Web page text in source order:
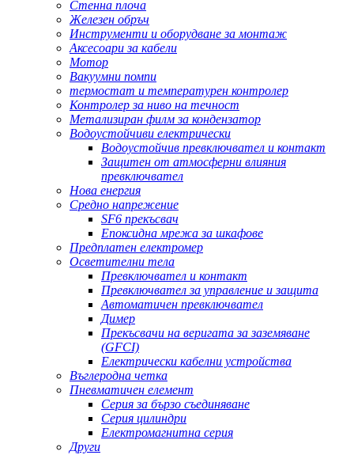
Стенна плоча
Железен обръч
Инструменти и оборудване за монтаж
Аксесоари за кабели
Мотор
Вакуумни помпи
термостат и температурен контролер
Контролер за ниво на течност
Метализиран филм за кондензатор
Водоустойчиви електрически
Водоустойчив превключвател и контакт
Защитен от атмосферни влияния
превключвател
Нова енергия
Средно напрежение
SF6 прекъсвач
Епоксидна мрежа за шкафове
Предплатен електромер
Осветителни тела
Превключвател и контакт
Превключвател за управление и защита
Автоматичен превключвател
Димер
Прекъсвачи на веригата за заземяване
(GFCI)
Електрически кабелни устройства
Въглеродна четка
Пневматичен елемент
Серия за бързо съединяване
Серия цилиндри
Електромагнитна серия
Други